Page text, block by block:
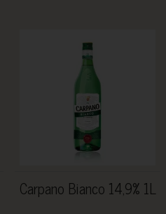
Carpano Bianco 14,9% 1L